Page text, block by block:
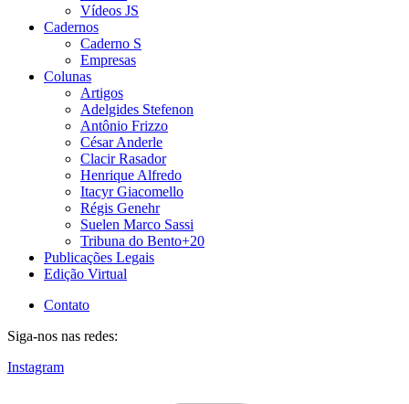
Vídeos JS
Cadernos
Caderno S
Empresas
Colunas
Artigos
Adelgides Stefenon
Antônio Frizzo
César Anderle
Clacir Rasador
Henrique Alfredo
Itacyr Giacomello
Régis Genehr
Suelen Marco Sassi
Tribuna do Bento+20
Publicações Legais
Edição Virtual
Contato
Siga-nos nas redes:
Instagram